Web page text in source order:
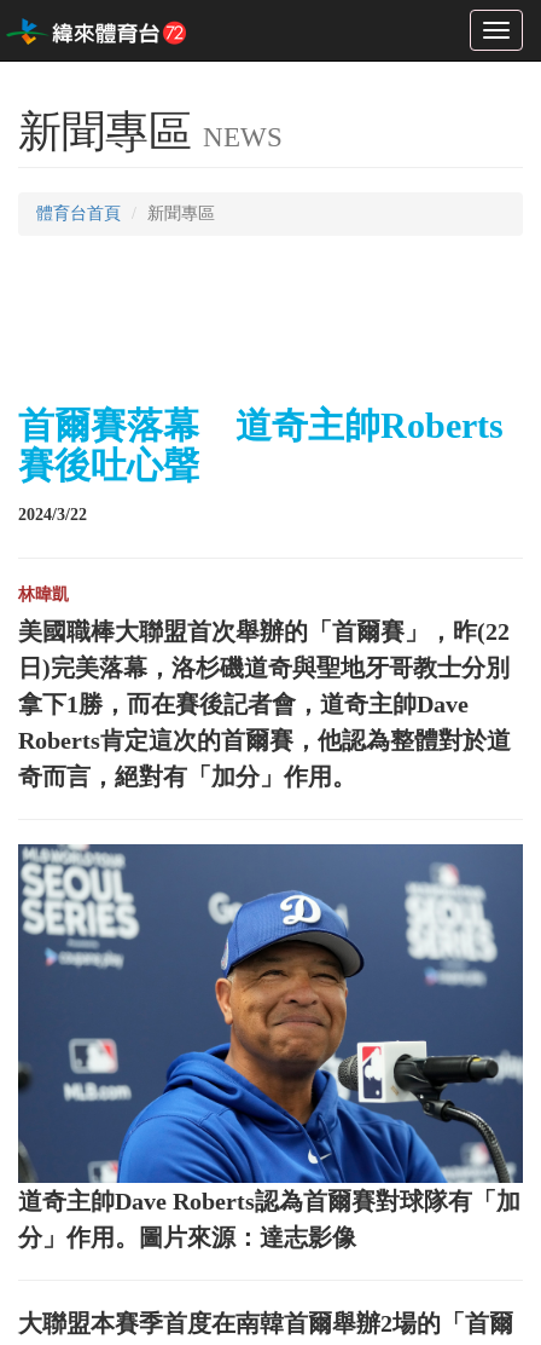
Toggle
新聞專區 NEWS
體育台首頁 新聞專區
首爾賽落幕 道奇主帥Roberts
賽後吐心聲
2024/3/22
林暐凱
美國職棒大聯盟首次舉辦的「首爾賽」，昨(22
日)完美落幕，洛杉磯道奇與聖地牙哥教士分別
拿下1勝，而在賽後記者會，道奇主帥Dave
Roberts肯定這次的首爾賽，他認為整體對於道
奇而言，絕對有「加分」作用。
道奇主帥Dave Roberts認為首爾賽對球隊有「加
分」作用。圖片來源：達志影像
大聯盟本賽季首度在南韓首爾舉辦2場的「首爾